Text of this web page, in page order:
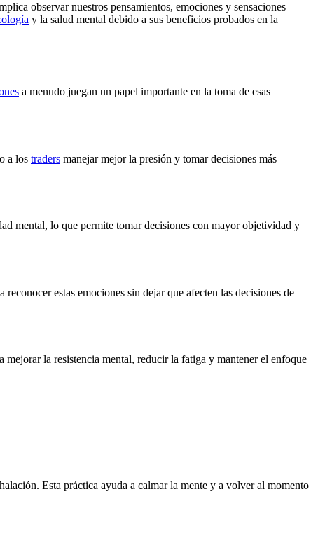
observar nuestros pensamientos, emociones y sensaciones
y la salud mental debido a sus beneficios probados en la
a menudo juegan un papel importante en la toma de esas
a los traders manejar mejor la presión y tomar decisiones más
mental, lo que permite tomar decisiones con mayor objetividad y
reconocer estas emociones sin dejar que afecten las decisiones de
mejorar la resistencia mental, reducir la fatiga y mantener el enfoque
Esta práctica ayuda a calmar la mente y a volver al momento